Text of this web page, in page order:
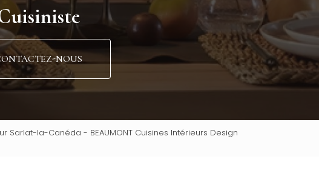
NOUS
Sarlat-la-Canéda - BEAUMONT Cuisines Intérieurs Design